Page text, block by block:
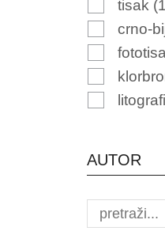
tisak
crno-
AUTOR